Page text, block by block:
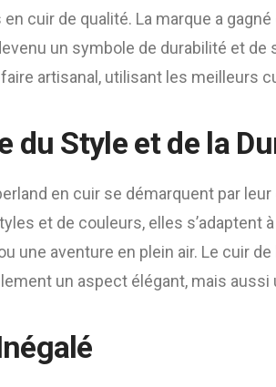
cuir de qualité. La marque a
un symbole de durabilité et
artisanal, utilisant les meilleurs
du Style et de la
en cuir se démarquent par
et de couleurs, elles s’adaptent
une aventure en plein air. Le cuir
un aspect élégant, mais